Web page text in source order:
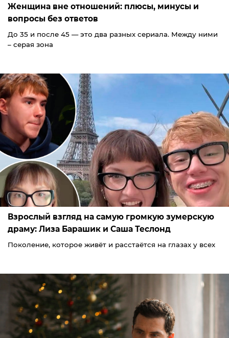
Женщина вне отношений: плюсы, минусы и
вопросы без ответов
До 35 и после 45 — это два разных сериала. Между ними
– серая зона
Взрослый взгляд на самую громкую зумерскую
драму: Лиза Барашик и Саша Теслонд
Поколение, которое живёт и расстаётся на глазах у всех